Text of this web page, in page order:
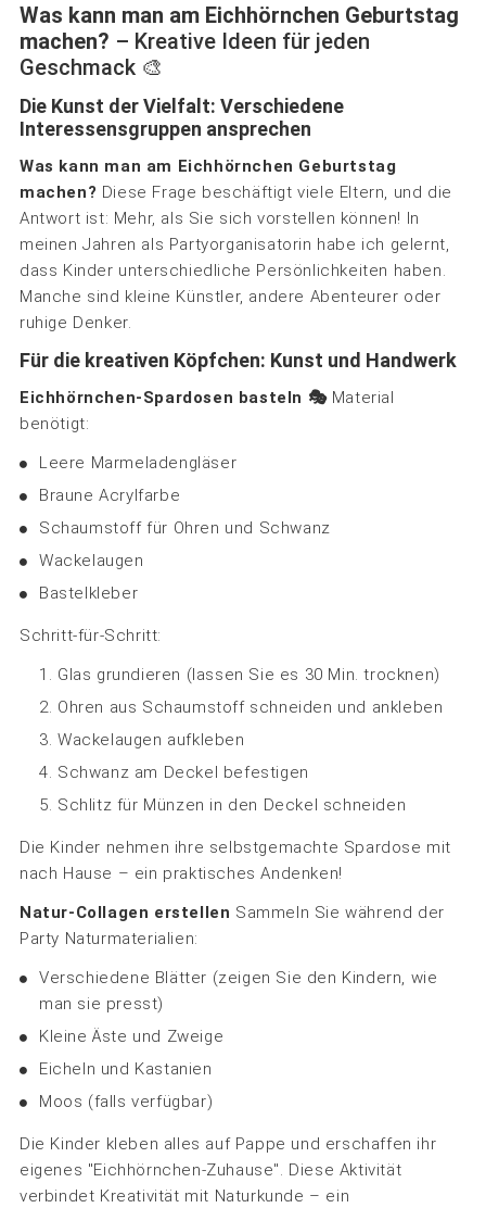
Was kann man am Eichhörnchen Geburtstag
machen? – Kreative Ideen für jeden
Geschmack 🎨
Die Kunst der Vielfalt: Verschiedene
Interessensgruppen ansprechen
Was kann man am Eichhörnchen Geburtstag
machen? Diese Frage beschäftigt viele Eltern, und die
Antwort ist: Mehr, als Sie sich vorstellen können! In
meinen Jahren als Partyorganisatorin habe ich gelernt,
dass Kinder unterschiedliche Persönlichkeiten haben.
Manche sind kleine Künstler, andere Abenteurer oder
ruhige Denker.
Für die kreativen Köpfchen: Kunst und Handwerk
Eichhörnchen-Spardosen basteln 🎭Material
benötigt:
Leere Marmeladengläser
Braune Acrylfarbe
Schaumstoff für Ohren und Schwanz
Wackelaugen
Bastelkleber
Schritt-für-Schritt:
Glas grundieren (lassen Sie es 30 Min. trocknen)
Ohren aus Schaumstoff schneiden und ankleben
Wackelaugen aufkleben
Schwanz am Deckel befestigen
Schlitz für Münzen in den Deckel schneiden
Die Kinder nehmen ihre selbstgemachte Spardose mit
nach Hause – ein praktisches Andenken!
Natur-Collagen erstellen Sammeln Sie während der
Party Naturmaterialien:
Verschiedene Blätter (zeigen Sie den Kindern, wie
man sie presst)
Kleine Äste und Zweige
Eicheln und Kastanien
Moos (falls verfügbar)
Die Kinder kleben alles auf Pappe und erschaffen ihr
eigenes "Eichhörnchen-Zuhause". Diese Aktivität
verbindet Kreativität mit Naturkunde – ein